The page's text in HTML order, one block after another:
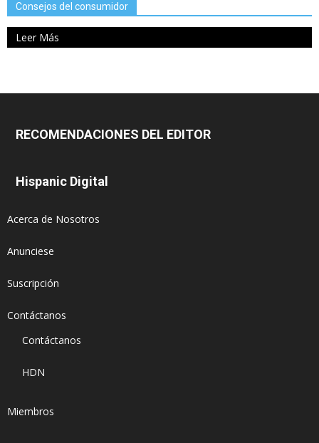
Consejos del consumidor
Leer Más
RECOMENDACIONES DEL EDITOR
Hispanic Digital
Acerca de Nosotros
Anunciese
Suscripción
Contáctanos
Contáctanos
HDN
Miembros